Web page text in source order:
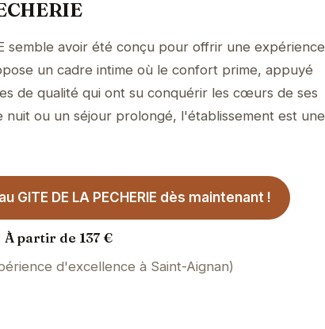
semble avoir été conçu pour offrir une expérience
un cadre intime où le confort prime, appuyé
de qualité qui ont su conquérir les cœurs de ses
nuit ou un séjour prolongé, l'établissement est une
GITE DE LA PECHERIE dès maintenant !
À partir de 137 €
d'excellence à Saint-Aignan)